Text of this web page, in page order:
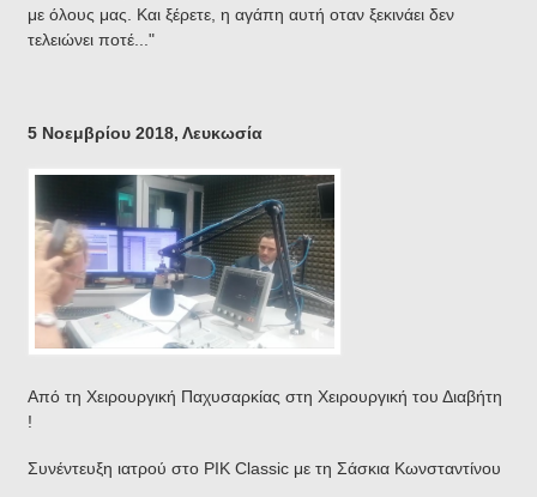
με όλους μας. Και ξέρετε, η αγάπη αυτή οταν ξεκινάει δεν
τελειώνει ποτέ..."
5 Νοεμβρίου 2018, Λευκωσία
Από τη Χειρουργική Παχυσαρκίας στη Χειρουργική του Διαβήτη
!
Συνέντευξη ιατρού στο ΡΙΚ Classic με τη Σάσκια Κωνσταντίνου